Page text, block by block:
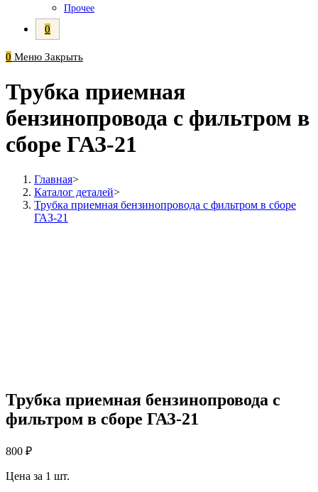
Прочее
0
0 Меню Закрыть
Трубка приемная
бензинопровода с фильтром в
сборе ГАЗ-21
Главная>
Каталог деталей>
Трубка приемная бензинопровода с фильтром в сборе
ГАЗ-21
Трубка приемная бензинопровода с
фильтром в сборе ГАЗ-21
800 ₽
Цена за 1 шт.